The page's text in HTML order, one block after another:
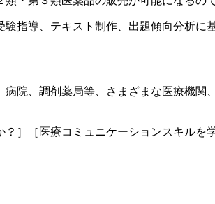
指導、テキスト制作、出題傾向分析に
院、調剤薬局等、さまざまな医療機
］［医療コミュニケーションスキル